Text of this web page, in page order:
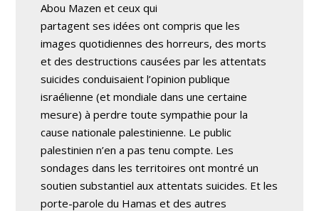
Abou Mazen et ceux qui
partagent ses idées ont compris que les
images quotidiennes des horreurs, des morts
et des destructions causées par les attentats
suicides conduisaient l’opinion publique
israélienne (et mondiale dans une certaine
mesure) à perdre toute sympathie pour la
cause nationale palestinienne. Le public
palestinien n’en a pas tenu compte. Les
sondages dans les territoires ont montré un
soutien substantiel aux attentats suicides. Et les
porte-parole du Hamas et des autres